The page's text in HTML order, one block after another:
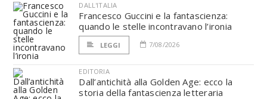
DALL'ITALIA
Francesco Guccini e la fantascienza:
quando le stelle incontravano l’ironia
LEGGI 7/08/2026
EDITORIA
Dall’antichità alla Golden Age: ecco la
storia della fantascienza letteraria